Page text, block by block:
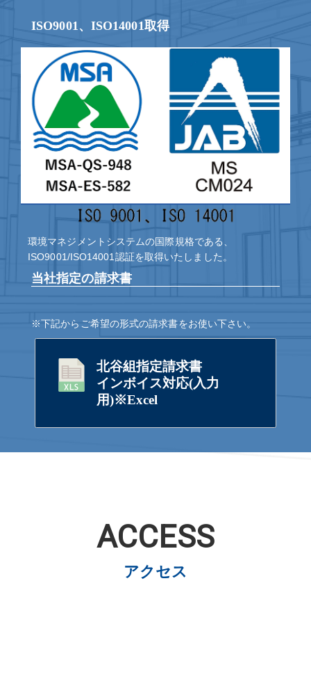
ISO9001、ISO14001取得
環境マネジメントシステムの国際規格である、
ISO9001/ISO14001認証を取得いたしました。
当社指定の請求書
※下記からご希望の形式の請求書をお使い下さい。
北谷組指定請求書
インボイス対応(入力
用)※Excel
ACCESS
アクセス